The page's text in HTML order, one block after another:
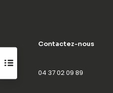
Contactez-nous
04 37 02 09 89